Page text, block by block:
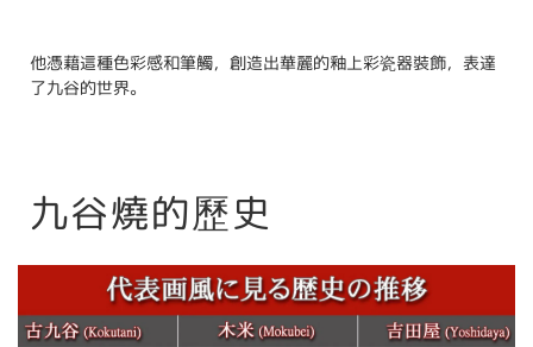
他憑藉這種色彩感和筆觸，創造出華麗的釉上彩瓷器裝飾，表達
了九谷的世界。
九谷燒的歷史